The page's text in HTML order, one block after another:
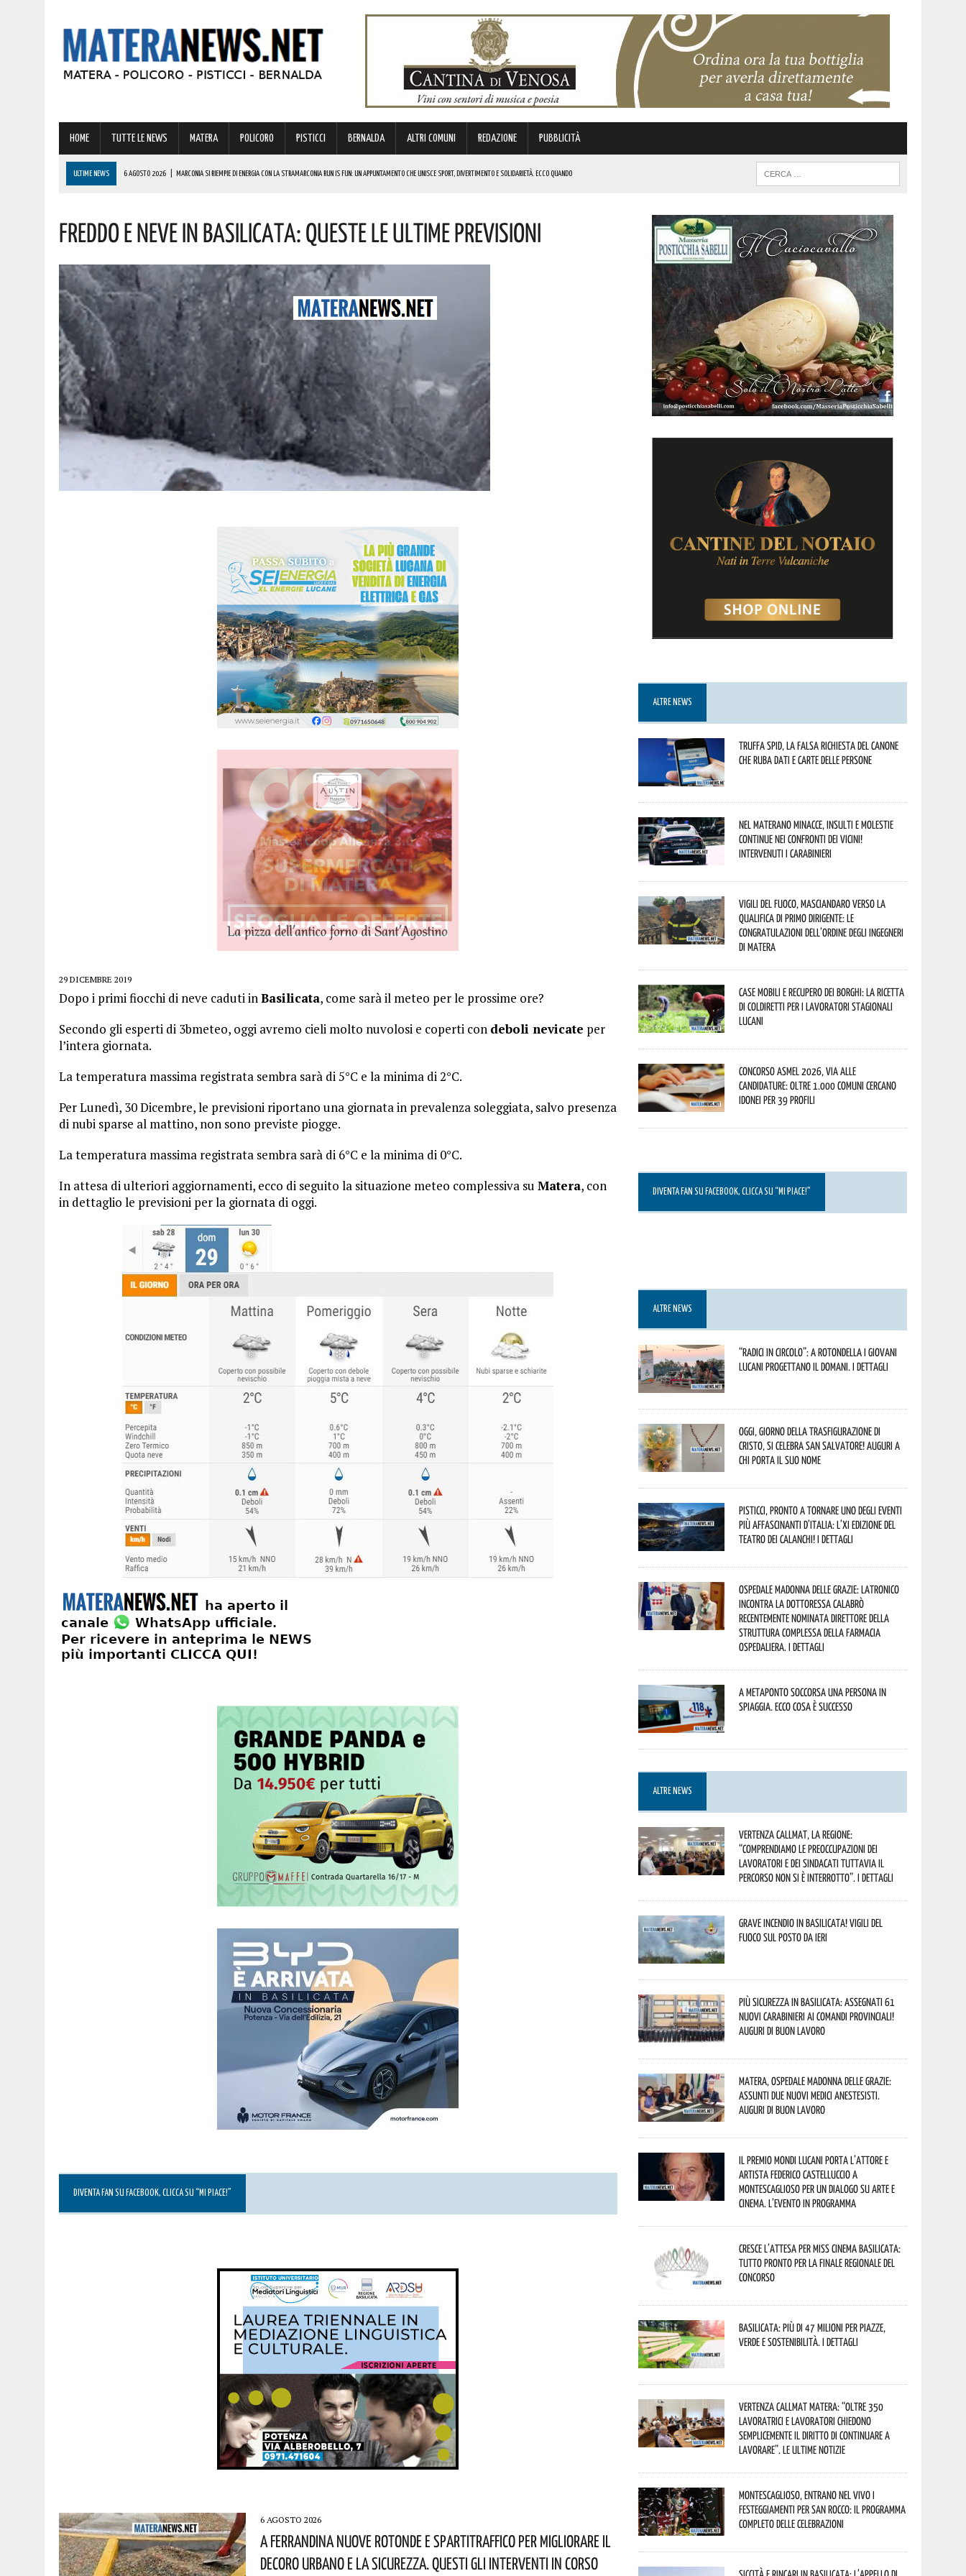
HOME TUTTE LE NEWS MATERA POLICORO PISTICCI BERNALDA ALTRI COMUNI REDAZIONE PUBBLICITÀ
ULTIME NEWS 6 AGOSTO 2026 MARCONIA SI RIEMPIE DI ENERGIA CON LA STRAMARCONIA RUN IS FUN: UN APPUNTAMENTO CHE UNISCE SPORT, DIVERTIMENTO E SOLIDARIETÀ. ECCO QUANDO
6 AGOSTO 2026 VALSINNI CELEBRA LA POETESSA ISABELLA MORRA CON DUE SPETTACOLI TEATRALI! ECCO LE DATE
6 AGOSTO 2026 | A FERRANDINA NUOVE ROTONDE E SPARTITRAFFICO PER MIGLIORARE IL DECORO URBANO E LA SICUREZZA. QUESTI GLI INTERVENTI IN CORSO
Freddo E Neve In Basilicata: Queste Le Ultime Previsioni
29 DICEMBRE 2019
Dopo i primi fiocchi di neve caduti inBasilicata, come sarà il meteo per le prossime ore?
Secondo gli esperti di 3bmeteo, oggi avremo cieli molto nuvolosi e coperti con deboli nevicate per
l’intera giornata.
La temperatura massima registrata sembra sarà di 5°C e la minima di 2°C.
Per Lunedì, 30 Dicembre, le previsioni riportano una giornata in prevalenza soleggiata, salvo presenza
di nubi sparse al mattino, non sono previste piogge.
La temperatura massima registrata sembra sarà di 6°C e la minima di 0°C.
In attesa di ulteriori aggiornamenti, ecco di seguito la situazione meteo complessiva su Matera, con
in dettaglio le previsioni per la giornata di oggi.
DIVENTA FAN SU FACEBOOK, CLICCA SU “MI PIACE!”
6 AGOSTO 2026
A Ferrandina Nuove Rotonde E Spartitraffico Per Migliorare Il
Decoro Urbano E La Sicurezza. Questi Gli Interventi In Corso
ALTRE NEWS
Truffa Spid, la falsa richiesta del canone
che ruba dati e carte delle persone
Nel materano minacce, insulti e molestie
continue nei confronti dei vicini!
Intervenuti i Carabinieri
Vigili del Fuoco, Masciandaro verso la
qualifica di Primo Dirigente: le
congratulazioni dell’Ordine degli Ingegneri
di Matera
Case mobili e recupero dei borghi: la ricetta
di Coldiretti per i lavoratori stagionali
lucani
Concorso Asmel 2026, via alle
candidature: oltre 1.000 Comuni cercano
idonei per 39 profili
DIVENTA FAN SU FACEBOOK, CLICCA SU “MI PIACE!”
ALTRE NEWS
“Radici in Circolo”: a Rotondella i giovani
lucani progettano il domani. I dettagli
Oggi, giorno della Trasfigurazione di
Cristo, si celebra San Salvatore! Auguri a
chi porta il suo nome
Pisticci, pronto a tornare uno degli eventi
più affascinanti d’Italia: l’XI edizione del
Teatro dei Calanchi! I dettagli
Ospedale Madonna delle Grazie: Latronico
incontra la dottoressa Calabrò
recentemente nominata Direttore della
Struttura Complessa della Farmacia
Ospedaliera. I dettagli
A Metaponto soccorsa una persona in
spiaggia. Ecco cosa è successo
ALTRE NEWS
Vertenza CallMat, la Regione:
“comprendiamo le preoccupazioni dei
lavoratori e dei sindacati tuttavia il
percorso non si è interrotto”. I dettagli
Grave incendio in Basilicata! Vigili del
fuoco sul posto da ieri
Più sicurezza in Basilicata: assegnati 61
nuovi Carabinieri ai Comandi provinciali!
Auguri di buon lavoro
Matera, Ospedale Madonna delle Grazie:
assunti due nuovi medici anestesisti.
Auguri di buon lavoro
Il Premio Mondi Lucani porta l’attore e
artista Federico Castelluccio a
Montescaglioso per un dialogo su arte e
cinema. L’evento in programma
Cresce l’attesa per Miss Cinema Basilicata:
tutto pronto per la finale regionale del
concorso
Basilicata: più di 47 milioni per piazze,
verde e sostenibilità. I dettagli
Vertenza CallMat Matera: “Oltre 350
lavoratrici e lavoratori chiedono
semplicemente il diritto di continuare a
lavorare”. Le ultime notizie
Montescaglioso, entrano nel vivo i
festeggiamenti per San Rocco: il programma
completo delle celebrazioni